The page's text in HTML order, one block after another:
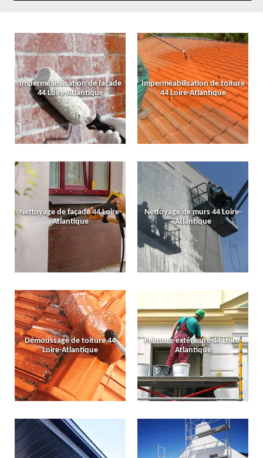
Imperméabilisation de façade
44 Loire-Atlantique
Imperméabilisation de toiture
44 Loire-Atlantique
Nettoyage de façade 44 Loire-
Atlantique
Nettoyage de murs 44 Loire-
Atlantique
Démoussage de toiture 44
Loire-Atlantique
Peinture extérieure 44 Loire-
Atlantique